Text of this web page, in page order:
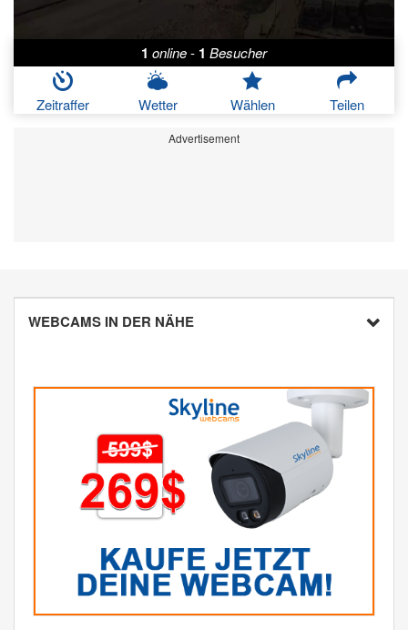
1 online- 1 Besucher
Zeitraffer Wetter Wählen Teilen
Advertisement
WEBCAMS IN DER NÄHE